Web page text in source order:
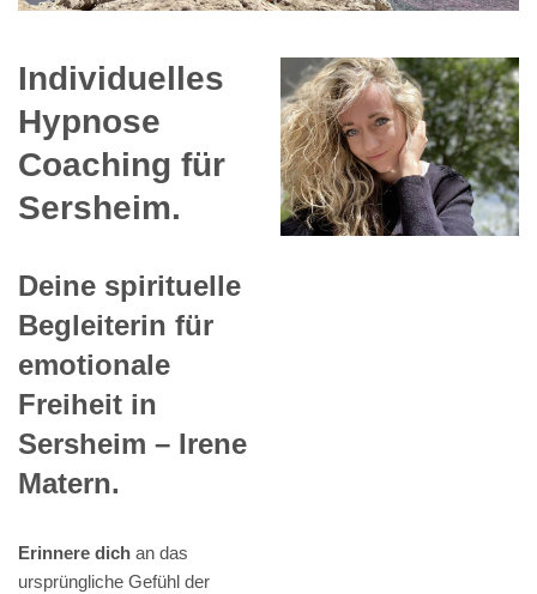
Individuelles
Hypnose
Coaching für
Sersheim.
Deine spirituelle
Begleiterin für
emotionale
Freiheit in
Sersheim – Irene
Matern.
Erinnere dich an das
ursprüngliche Gefühl der